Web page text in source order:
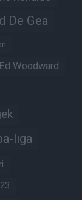
De Gea
Ed Woodward
liga